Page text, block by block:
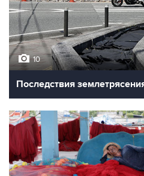
10
Последствия